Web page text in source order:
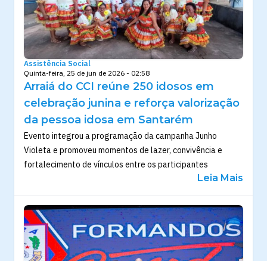
Assistência Social
Quinta-feira, 25 de jun de 2026 - 02:58
Arraiá do CCI reúne 250 idosos em
celebração junina e reforça valorização
da pessoa idosa em Santarém
Evento integrou a programação da campanha Junho
Violeta e promoveu momentos de lazer, convivência e
fortalecimento de vínculos entre os participantes
Leia Mais